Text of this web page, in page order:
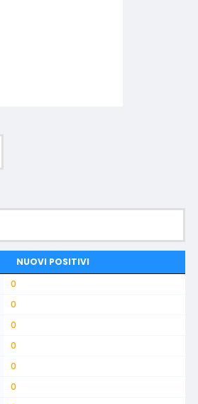
NUOVI POSITIVI
0
0
0
0
0
0